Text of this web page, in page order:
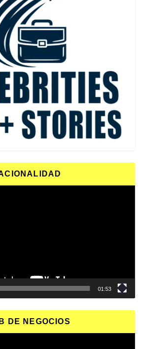
01:53
DE NEGOCIOS